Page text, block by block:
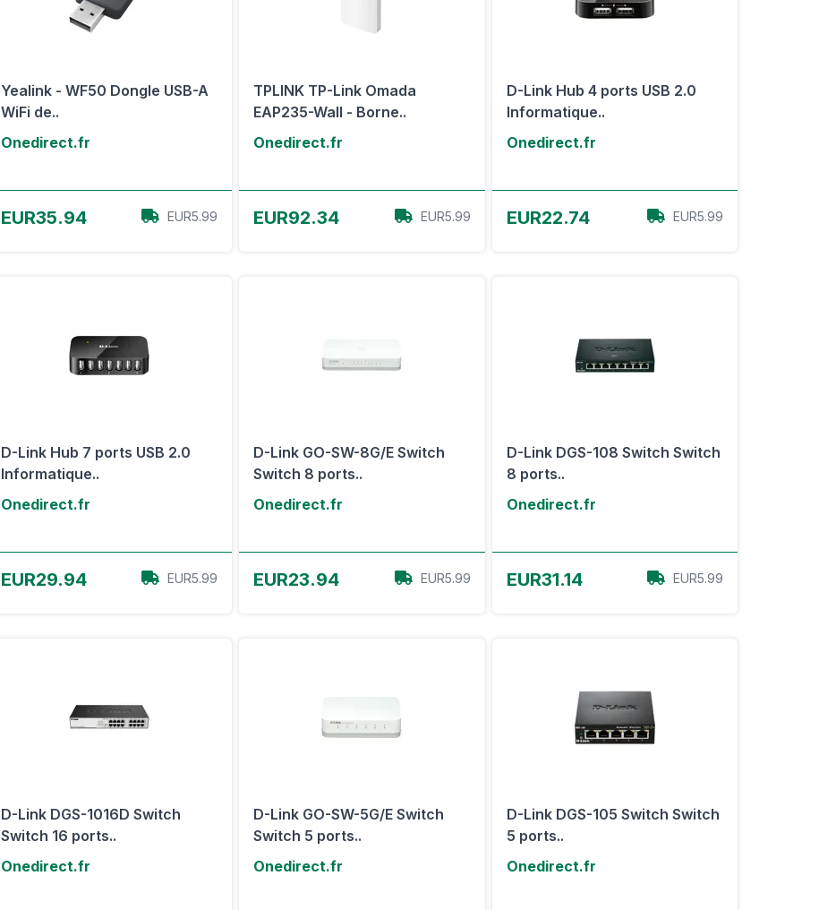
Yealink - WF50 Dongle USB-A
WiFi de..
Onedirect.fr
EUR35.94 EUR5.99
TPLINK TP-Link Omada
EAP235-Wall - Borne..
Onedirect.fr
EUR92.34 EUR5.99
D-Link Hub 4 ports USB 2.0
Informatique..
Onedirect.fr
EUR22.74 EUR5.99
D-Link Hub 7 ports USB 2.0
Informatique..
Onedirect.fr
EUR29.94 EUR5.99
D-Link GO-SW-8G/E Switch
Switch 8 ports..
Onedirect.fr
EUR23.94 EUR5.99
D-Link DGS-108 Switch Switch
8 ports..
Onedirect.fr
EUR31.14 EUR5.99
D-Link DGS-1016D Switch
Switch 16 ports..
Onedirect.fr
D-Link GO-SW-5G/E Switch
Switch 5 ports..
Onedirect.fr
D-Link DGS-105 Switch Switch
5 ports..
Onedirect.fr